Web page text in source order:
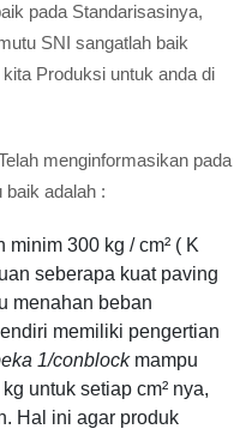
pada Standarisasinya,
SNI sangatlah baik
Produksi untuk anda di
menginformasikan pada
baik adalah :
300 kg / cm² ( K
seberapa kuat paving
menahan beban
memiliki pengertian
1/conblockmampu
untuk setiap cm² nya,
Hal ini agar produk